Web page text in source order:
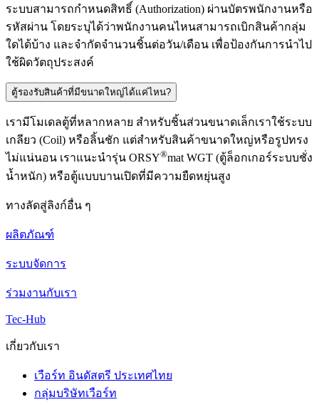
ระบบสามารถกำหนดสิทธิ์ (Authorization) ผ่านบัตรพนักงานหรือ
รหัสผ่าน โดยระบุได้ว่าพนักงานคนไหนสามารถเบิกสินค้ากลุ่ม
ใดได้บ้าง และจำกัดจำนวนชิ้นต่อวัน/เดือน เพื่อป้องกันการนำไป
ใช้ผิดวัตถุประสงค์
ตู้รองรับสินค้าที่มีขนาดใหญ่ได้แค่ไหน?
เรามีโมเดลตู้ที่หลากหลาย สำหรับชิ้นส่วนขนาดเล็กเราใช้ระบบ
เกลียว (Coil) หรือลิ้นชัก แต่สำหรับสินค้าขนาดใหญ่หรือรูปทรง
ไม่แน่นอน เราแนะนำรุ่น ORSY®mat WGT (ตู้ล็อกเกอร์ระบบชั่ง
น้ำหนัก) หรือตู้แบบบานเปิดที่มีความยืดหยุ่นสูง
ทางลัดสู่ลิงก์อื่น ๆ
ผลิตภัณฑ์
ระบบจัดการ
ร่วมงานกับเรา
Tec-Hub
เกี่ยวกับเรา
เวือร์ท อินดัสตรี ประเทศไทย
กลุ่มบริษัทเวือร์ท